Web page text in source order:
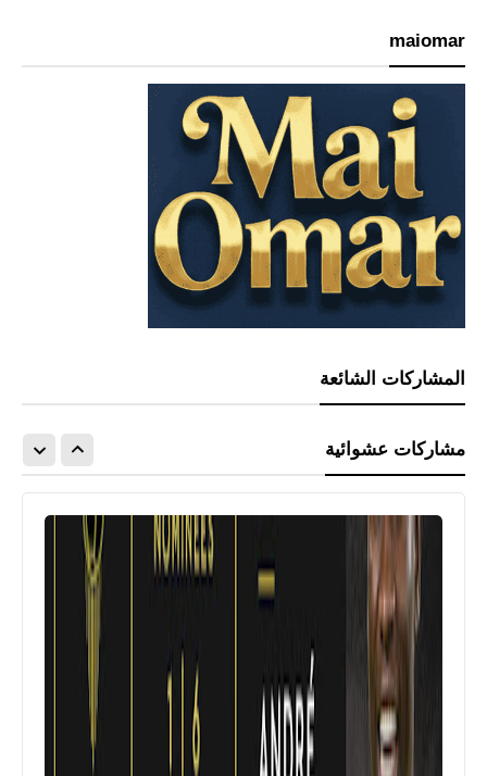
maiomar
المشاركات الشائعة
مشاركات عشوائية